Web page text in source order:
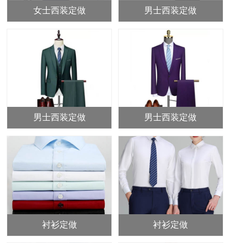
女士西装定做 男士西装定做
男士西装定做 男士西装定做
衬衫定做 衬衫定做